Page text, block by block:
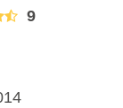
9